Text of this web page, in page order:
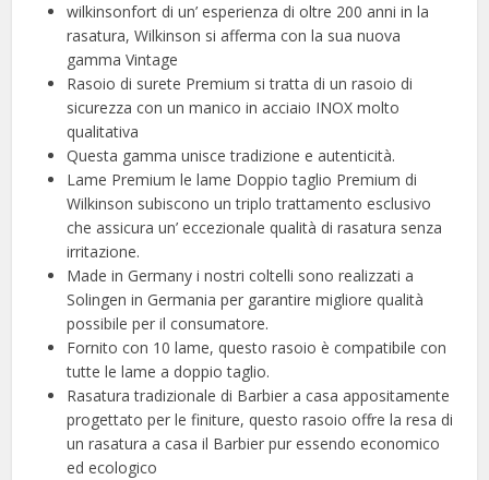
wilkinsonfort di un’ esperienza di oltre 200 anni in la
rasatura, Wilkinson si afferma con la sua nuova
gamma Vintage
Rasoio di surete Premium si tratta di un rasoio di
sicurezza con un manico in acciaio INOX molto
qualitativa
Questa gamma unisce tradizione e autenticità.
Lame Premium le lame Doppio taglio Premium di
Wilkinson subiscono un triplo trattamento esclusivo
che assicura un’ eccezionale qualità di rasatura senza
irritazione.
Made in Germany i nostri coltelli sono realizzati a
Solingen in Germania per garantire migliore qualità
possibile per il consumatore.
Fornito con 10 lame, questo rasoio è compatibile con
tutte le lame a doppio taglio.
Rasatura tradizionale di Barbier a casa appositamente
progettato per le finiture, questo rasoio offre la resa di
un rasatura a casa il Barbier pur essendo economico
ed ecologico